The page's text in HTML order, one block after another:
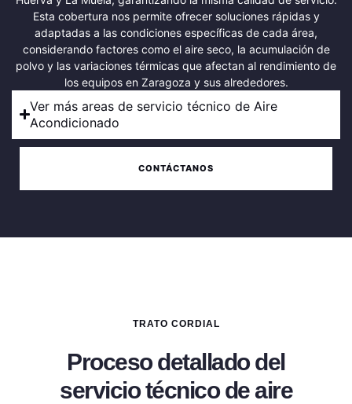
Esta cobertura nos permite ofrecer soluciones rápidas y
adaptadas a las condiciones específicas de cada área,
considerando factores como el aire seco, la acumulación de
polvo y las variaciones térmicas que afectan al rendimiento de
los equipos en Zaragoza y sus alrededores.
Ver más areas de servicio técnico de Aire
Acondicionado
CONTÁCTANOS
TRATO CORDIAL
Proceso detallado del
servicio técnico de aire